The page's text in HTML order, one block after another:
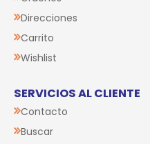
Direcciones
Carrito
Wishlist
SERVICIOS AL CLIENTE
Contacto
Buscar